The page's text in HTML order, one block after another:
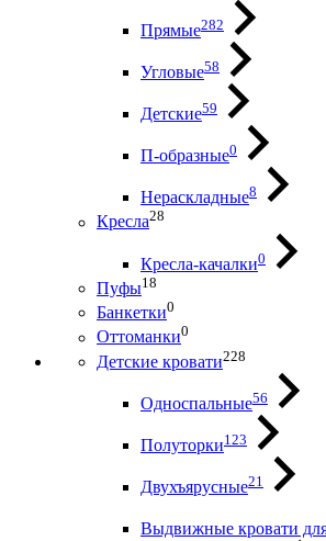
Прямые282
Угловые58
Детские59
П-образные0
Нераскладные8
Кресла28
Кресла-качалки0
Пуфы18
Банкетки0
Оттоманки0
Детские кровати228
Односпальные56
Полуторки123
Двухъярусные21
Выдвижные кровати